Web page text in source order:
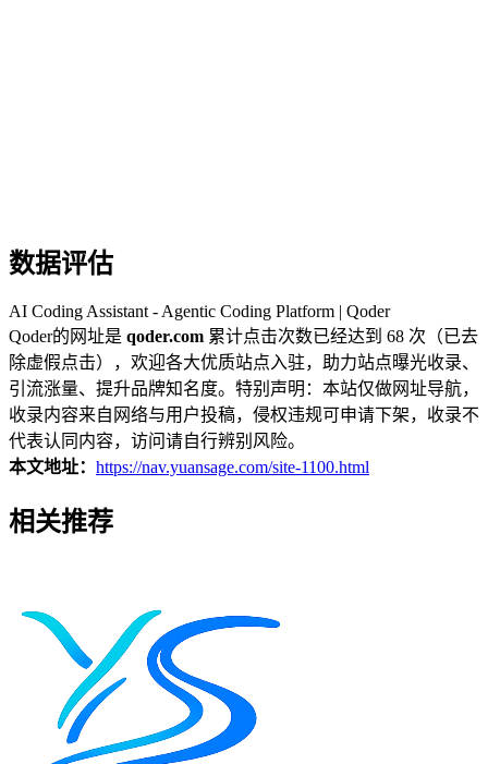
数据评估
AI Coding Assistant - Agentic Coding Platform | Qoder
Qoder的网址是 qoder.com 累计点击次数已经达到 68 次（已去
除虚假点击），欢迎各大优质站点入驻，助力站点曝光收录、
引流涨量、提升品牌知名度。特别声明：本站仅做网址导航，
收录内容来自网络与用户投稿，侵权违规可申请下架，收录不
代表认同内容，访问请自行辨别风险。
本文地址： https://nav.yuansage.com/site-1100.html
相关推荐